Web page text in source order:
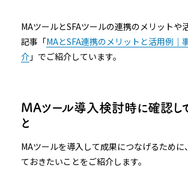
MAツールとSFAツールの連携のメリットや
記事「MAとSFA連携のメリットと活用例｜
介 」でご紹介しています。
MAツール導入検討時に確認し
と
MAツールを導入して成果につなげるために
ておきたいことをご紹介します。